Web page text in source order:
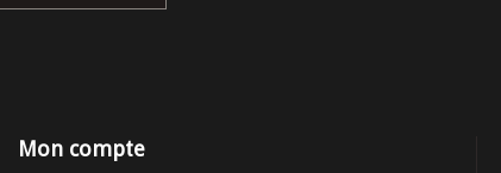
Mon compte